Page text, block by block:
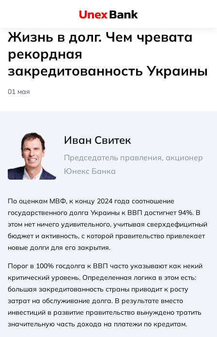
Жизнь в долг. Чем чревата
рекордная
закредитованность Украины
01 мая
Иван Свитек
Председатель правления, акционер
Юнекс Банка
По оценкам МВФ, к концу 2024 года соотношение
государственного долга Украины к ВВП достигнет 94%. В
этом нет ничего удивительного, учитывая сверхдефицитный
бюджет и активность, с которой правительство привлекает
новые долги для его закрытия.
Порог в 100% госдолга к ВВП часто указывают как некий
критический уровень. Определенная логика в этом есть:
большая закредитованность страны приводит к росту
затрат на обслуживание долга. В результате вместо
инвестиций в развитие правительство вынуждено тратить
значительную часть дохода на платежи по кредитам.